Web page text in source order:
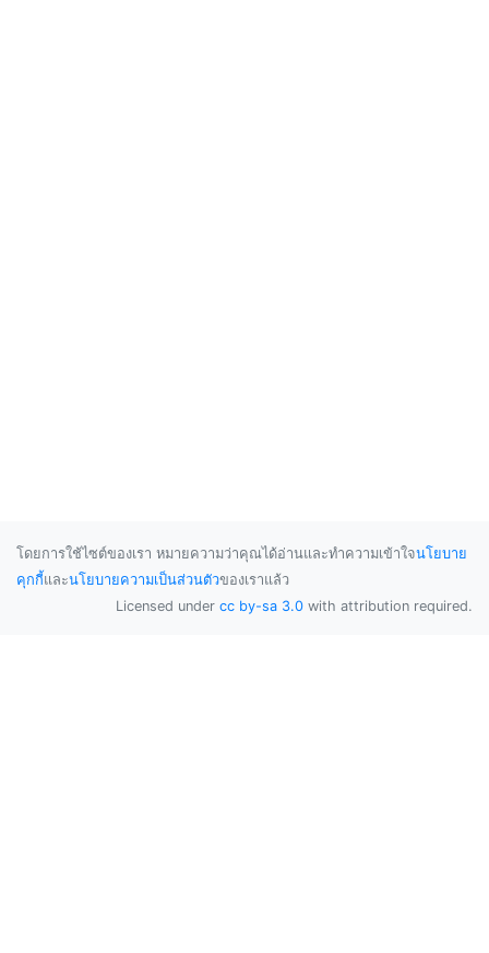
โดยการใช้ไซต์ของเรา หมายความว่าคุณได้อ่านและทำความเข้าใจนโยบาย
คุกกี้และนโยบายความเป็นส่วนตัวของเราแล้ว
Licensed under cc by-sa 3.0 with attribution required.